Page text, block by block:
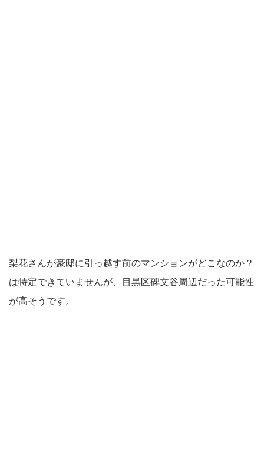
梨花さんが豪邸に引っ越す前のマンションがどこなのか？
は特定できていませんが、目黒区碑文谷周辺だった可能性
が高そうです。